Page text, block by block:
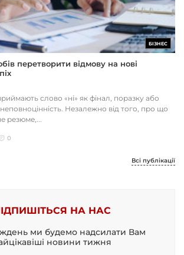
БІЗНЕС
перетворити відмову на нові
слово «ні» як фінал, поразку або
Незалежно від того, про що
резюме,...
0
Всі публікації
НА НАС
ми будемо надсилати Вам
новини тижня